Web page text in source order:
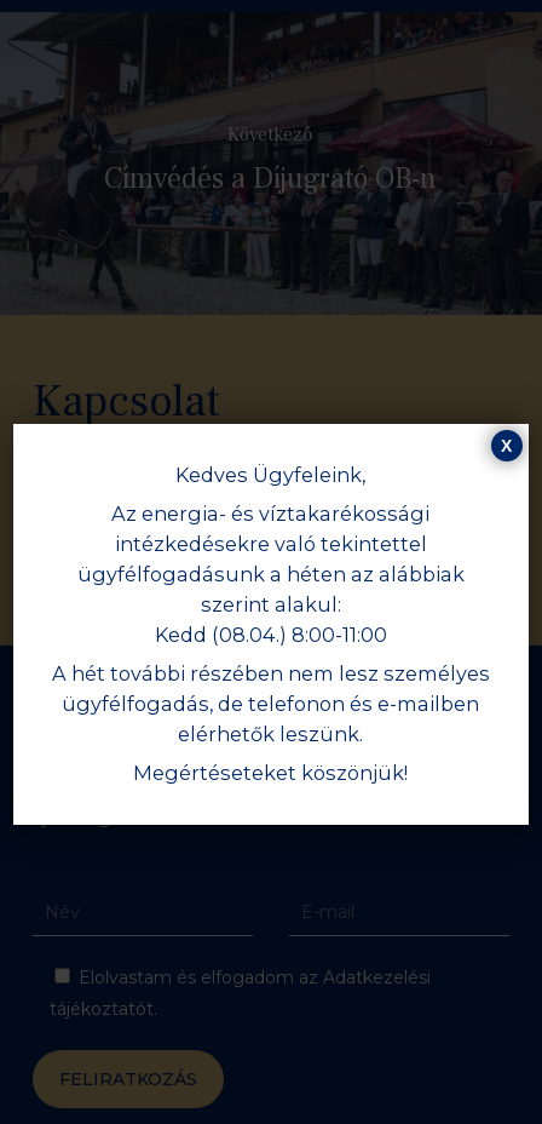
Következő
Címvédés a Díjugrató OB-n
Kapcsolat
+36 20 619 8185
mslt@mslt.hu
Értesülj a legfrissebb hírekről!
Iratkozz fel hírlevelünkre, és értesülj elsőként aktuális
Elolvastam és elfogadom az Adatkezelési
tájékoztatót.
Kedves Ügyfeleink,
Az energia- és víztakarékossági
intézkedésekre való tekintettel
ügyfélfogadásunk a héten az alábbiak
szerint alakul:
Kedd (08.04.) 8:00-11:00
A hét további részében nem lesz személyes
ügyfélfogadás, de telefonon és e-mailben
elérhetők leszünk.
Megértéseteket köszönjük!
X